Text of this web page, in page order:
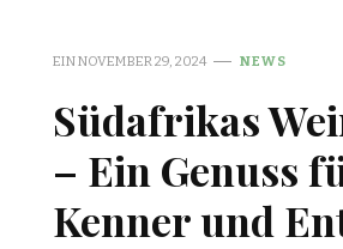
EINNOVEMBER 29, 2024 NEWS
Südafrikas
– Ein Genuss
Kenner und